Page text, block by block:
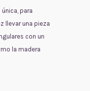
para
llevar una pieza
con un
la madera